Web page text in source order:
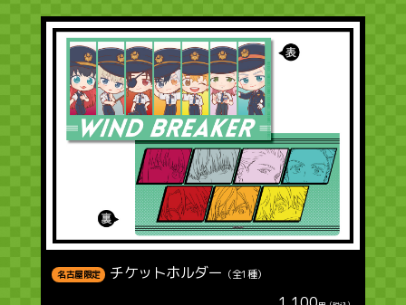
名古屋限定 チケットホルダー （全1種）